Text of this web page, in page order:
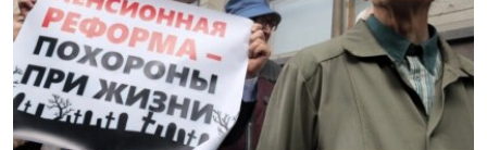
РАСПИСАНИЕ ВЕЩАНИЯ
ПОДПИШИТЕСЬ НА РАССЫЛКУ
СОЦИАЛЬНЫЕ СЕТИ